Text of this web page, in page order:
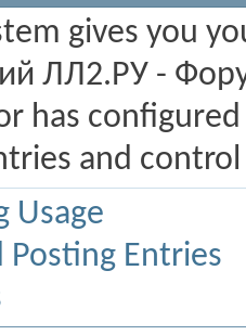
gives you
ЛЛ2.РУ -
has
and
Usage
Posting Entries